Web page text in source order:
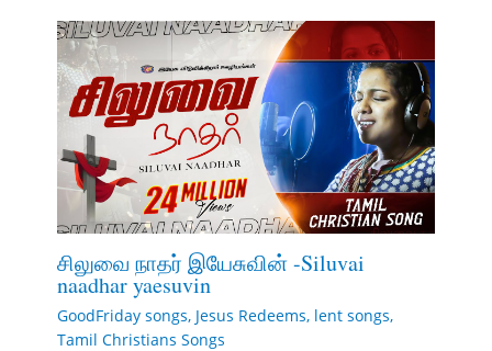
சிலுவை நாதர் இயேசுவின் -Siluvai
naadhar yaesuvin
GoodFriday songs, Jesus Redeems, lent songs,
Tamil Christians Songs